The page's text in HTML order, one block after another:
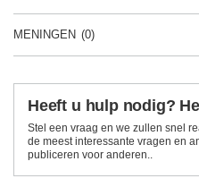
MENINGEN (0)
Heeft u hulp nodig?
Stel een vraag en we zullen snel
de meest interessante vragen en
publiceren voor anderen..